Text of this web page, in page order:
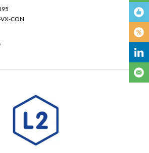
CON